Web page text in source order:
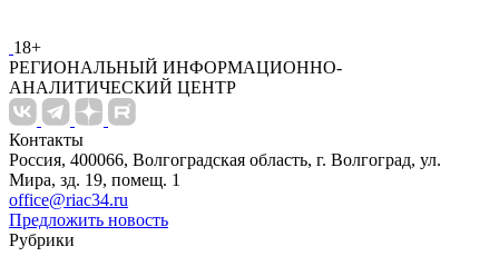
18+
РЕГИОНАЛЬНЫЙ ИНФОРМАЦИОННО-
АНАЛИТИЧЕСКИЙ ЦЕНТР
Контакты
Россия, 400066, Волгоградская область, г. Волгоград, ул.
Мира, зд. 19, помещ. 1
office@riac34.ru
Предложить новость
Рубрики